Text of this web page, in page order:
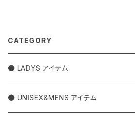
CATEGORY
● LADYS アイテム
アウター
● UNISEX&MENS アイテム